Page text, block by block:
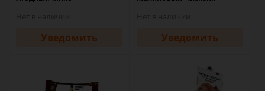
Уведомить Уведомить